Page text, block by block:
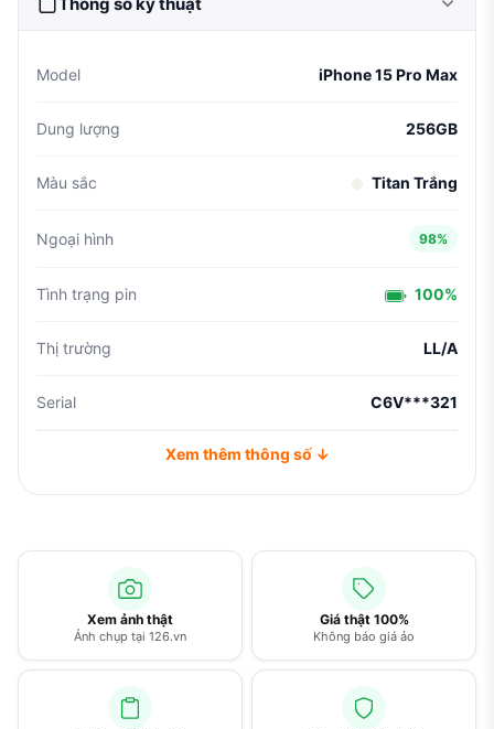
Xem ảnh thật
Ảnh chụp tại 126.vn
Giá thật 100%
Không báo giá ảo
Model iPhone 15 Pro Max
Dung lượng 256GB
Màu sắc Titan Trắng
Ngoại hình 98%
Tình trạng pin 100%
Thị trường LL/A
Serial C6V***321
Xem thêm thông số ↓